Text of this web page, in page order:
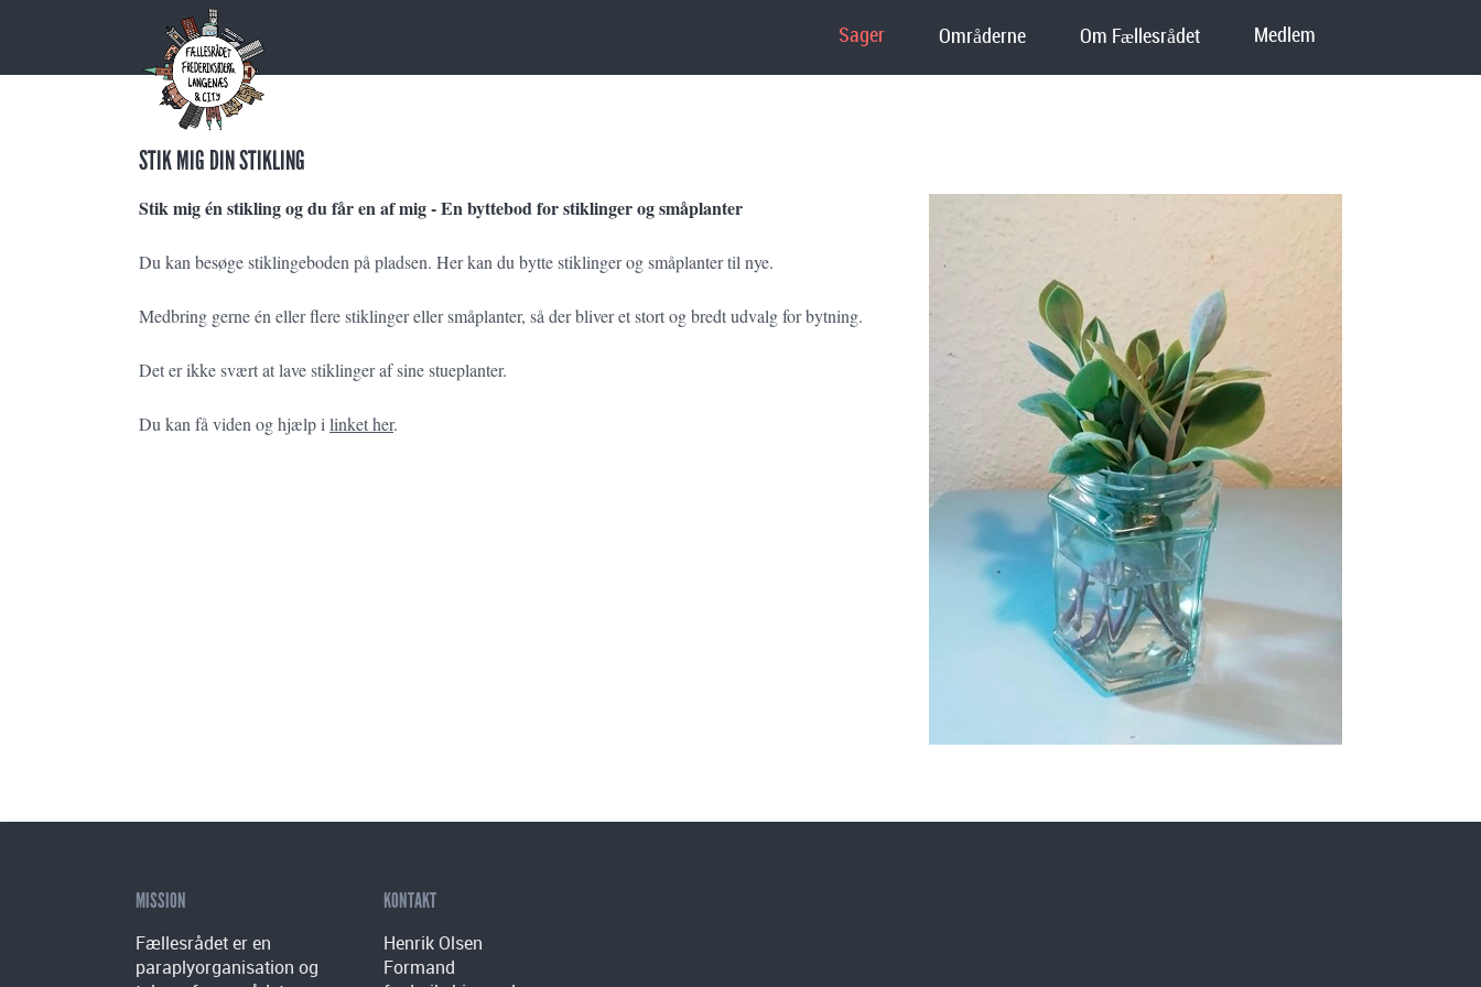
Sager Områderne Om Fællesrådet Medlem
STIK MIG DIN STIKLING
Stik mig én stikling og du får en af mig - En byttebod for stiklinger og småplanter
Du kan besøge stiklingeboden på pladsen. Her kan du bytte stiklinger og småplanter til nye.
Medbring gerne én eller flere stiklinger eller småplanter, så der bliver et stort og bredt udvalg for bytning.
Det er ikke svært at lave stiklinger af sine stueplanter.
Du kan få viden og hjælp i linket her.
MISSION
Fællesrådet er en
paraplyorganisation og
KONTAKT
Henrik Olsen
Formand